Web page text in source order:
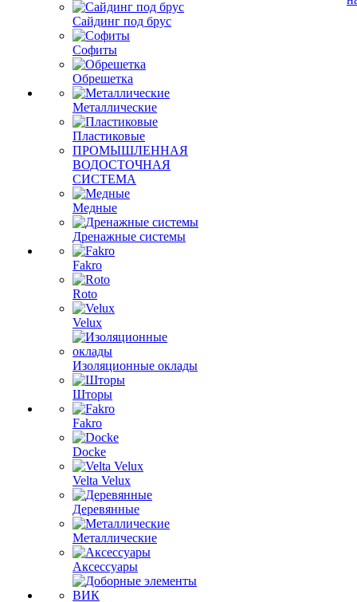
Сайдинг под брус
Софиты
Обрешетка
Металлические
Пластиковые
ПРОМЫШЛЕННАЯ
ВОДОСТОЧНАЯ
СИСТЕМА
Медные
Дренажные системы
Fakro
Roto
Velux
Изоляционные оклады
Шторы
Fakro
Docke
Velta Velux
Деревянные
Металлические
Аксессуары